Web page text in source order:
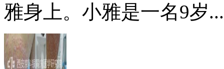
雅身上。小雅是一名9岁...